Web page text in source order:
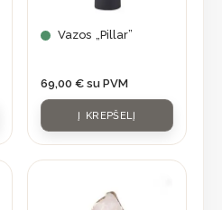
Vazos „Pillar”
69,00 € su PVM
Į KREPŠELĮ